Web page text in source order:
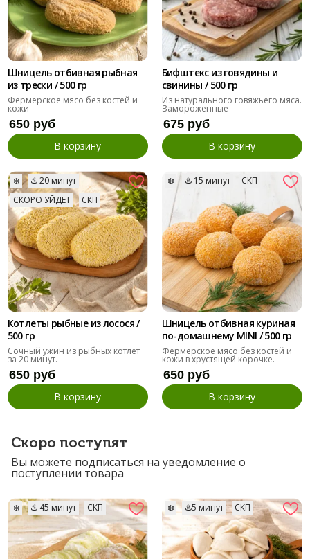
Шницель отбивная рыбная
из трески / 500 гр
Фермерское мясо без костей и
кожи
650 руб
В корзину
Бифштекс из говядины и
свинины / 500 гр
Из натурального говяжьего мяса.
Замороженные
675 руб
В корзину
❄️
♨️ 20 минут
СКОРО УЙДЕТ
СКП
Котлеты рыбные из лосося /
500 гр
Сочный ужин из рыбных котлет
за 20 минут.
650 руб
В корзину
❄️ ♨️ 15 минут СКП
Шницель отбивная куриная
по-домашнему MINI / 500 гр
Фермерское мясо без костей и
кожи в хрустящей корочке.
Только мясо и специи
650 руб
В корзину
Скоро поступят
Вы можете подписаться на уведомление о
поступлении товара
❄️ ♨️ 45 минут СКП ❄️ ♨️5 минут СКП